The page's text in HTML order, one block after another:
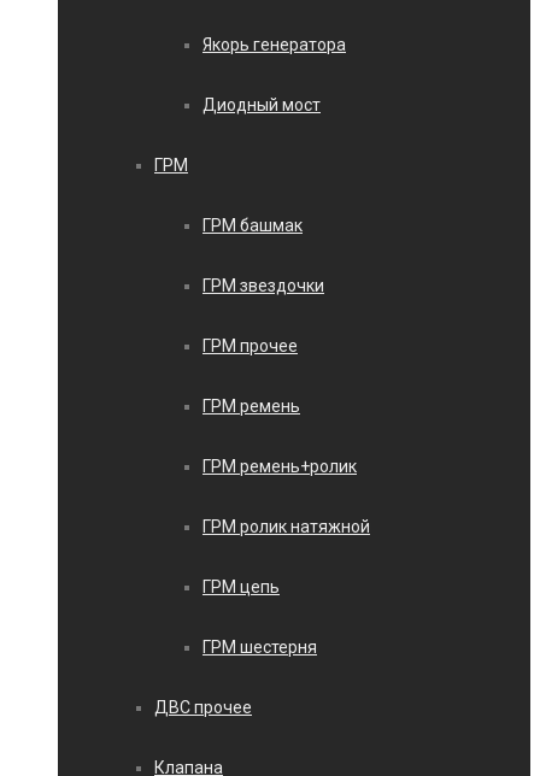
Якорь генератора
Диодный мост
ГРМ
ГРМ башмак
ГРМ звездочки
ГРМ прочее
ГРМ ремень
ГРМ ремень+ролик
ГРМ ролик натяжной
ГРМ цепь
ГРМ шестерня
ДВС прочее
Клапана